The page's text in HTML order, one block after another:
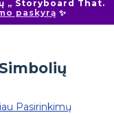
„ Storyboard That.
paskyrą ✨
Pasirinkimų